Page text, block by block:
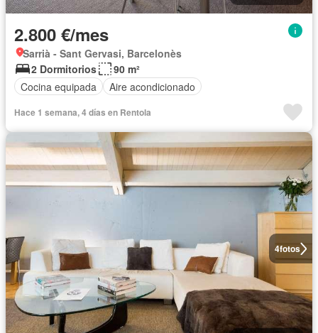
2.800 €/mes
Sarrià - Sant Gervasi, Barcelonès
2 Dormitorios
90 m²
Cocina equipada
Aire acondicionado
Hace 1 semana, 4 días en Rentola
4fotos